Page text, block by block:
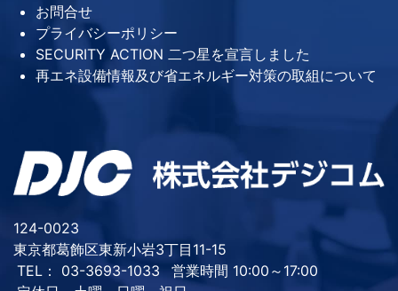
お問合せ
プライバシーポリシー
SECURITY ACTION 二つ星を宣言しました
再エネ設備情報及び省エネルギー対策の取組について
124-0023
東京都葛飾区東新小岩3丁目11-15
TEL： 03-3693-1033
営業時間 10:00～17:00